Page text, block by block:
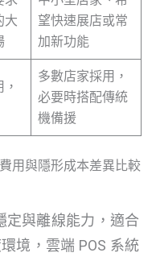
大
望快速展店或常
加新功能
多數店家採用，
必要時搭配傳統
機備援
用與隱形成本差異比較
定與離線能力，適合
境，雲端 POS 系統